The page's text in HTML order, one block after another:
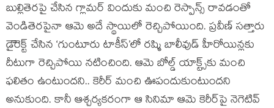
బుల్లితెరపై చేసిన గ్లామర్ విందుకు మంచి రెస్పాన్స్ రావడంతో
వెండితెరపైనా ఆమె అదే స్థాయిలో రెచ్చిపోయింది. ప్రవీణ్ సత్తారు
డైెెరెక్ట్ చేసిన ‘గుంటూరు టాకీస్’లో రష్మి బాలీవుడ్ హీరోయిన్లకు
దీటుగా రెచ్చిపోయి నటించింది. ఆమె బోల్డ్ యాక్ట్స్‌కు మంచి
ఫలితం ఉంటుందని.. కెరీర్ మంచి ఊపందుకుంటుందని
అనుకుంది. కానీ ఆశ్చర్యకరంగా ఆ సినిమా ఆమె కెరీర్‌పై నెగెటివ్